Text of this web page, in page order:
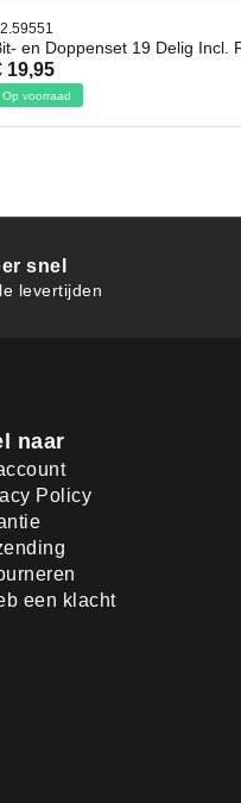
Afbreekmes 2 stuks
snel
levertijden
naar
Policy
een klacht